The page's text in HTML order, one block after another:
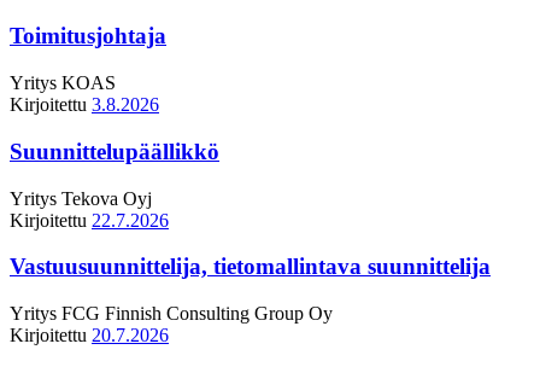
Toimitusjohtaja
Yritys KOAS
Kirjoitettu 3.8.2026
Suunnittelupäällikkö
Yritys Tekova Oyj
Kirjoitettu 22.7.2026
Vastuusuunnittelija, tietomallintava suunnittelija
Yritys FCG Finnish Consulting Group Oy
Kirjoitettu 20.7.2026